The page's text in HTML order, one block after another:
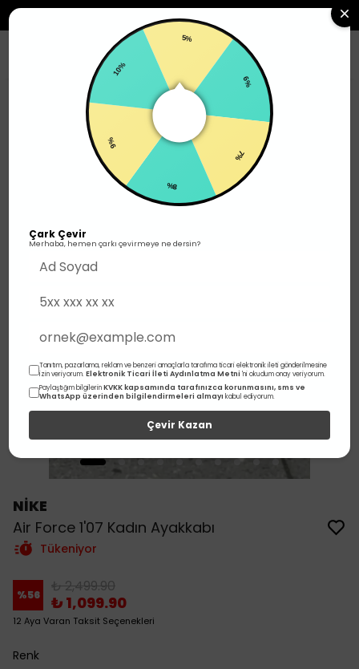
Kadın Ayakkabı
NİKE
Air Force 1'07 Kadın Ayakkabı
Tükeniyor
%56 ₺ 2,499.90
₺ 1,099.90
12 Aya Varan Taksit Seçenekleri
Renk
5%
6%
7%
8%
9%
10%
Çark Çevir
Merhaba, hemen çarkı çevirmeye ne dersin?
Tanıtım, pazarlama, reklam ve benzeri amaçlarla tarafıma ticari elektronik ileti gönderilmesine
izin veriyorum.Elektronik Ticari İleti Aydınlatma Metni 'ni okudum onay veriyorum.
Paylaştığım bilgilerinKVKK kapsamında tarafınızca korunmasını, sms ve
WhatsApp üzerinden bilgilendirmeleri almayı kabul ediyorum.
Çevir Kazan